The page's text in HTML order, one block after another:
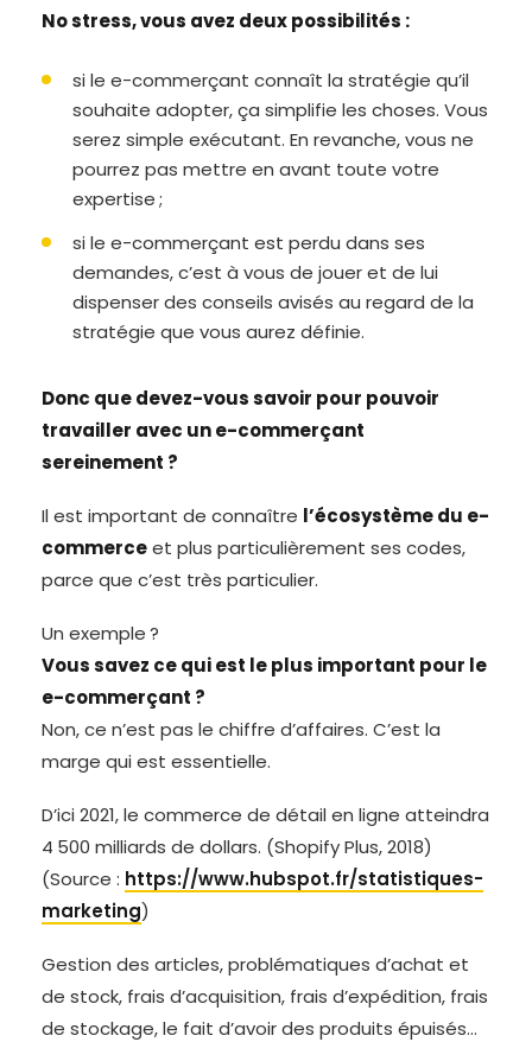
No stress, vous avez deux possibilités :
si le e-commerçant connaît la stratégie qu’il
souhaite adopter, ça simplifie les choses. Vous
serez simple exécutant. En revanche, vous ne
pourrez pas mettre en avant toute votre
expertise ;
si le e-commerçant est perdu dans ses
demandes, c’est à vous de jouer et de lui
dispenser des conseils avisés au regard de la
stratégie que vous aurez définie.
Donc que devez-vous savoir pour pouvoir
travailler avec un e-commerçant
sereinement ?
Il est important de connaître l’écosystème du e-
commerceet plus particulièrement ses codes,
parce que c’est très particulier.
Un exemple ?
Vous savez ce qui est le plus important pour le
e-commerçant ?
Non, ce n’est pas le chiffre d’affaires. C’est la
marge qui est essentielle.
D’ici 2021, le commerce de détail en ligne atteindra
4 500 milliards de dollars. (Shopify Plus, 2018)
(Source : https://www.hubspot.fr/statistiques-
marketing)
Gestion des articles, problématiques d’achat et
de stock, frais d’acquisition, frais d’expédition, frais
de stockage, le fait d’avoir des produits épuisés…